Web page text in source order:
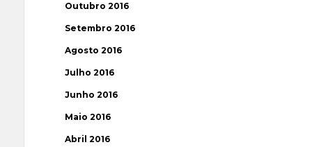
Outubro 2016
Setembro 2016
Agosto 2016
Julho 2016
Junho 2016
Maio 2016
Abril 2016